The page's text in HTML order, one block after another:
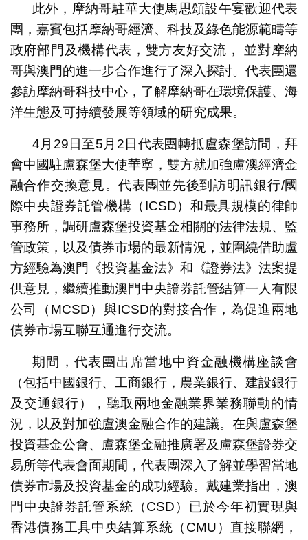
此外，摩納哥駐華大使馬思頌設午宴歡迎代表
團，嘉賓包括摩納哥經濟、科技及綠色能源範疇等
政府部門及機構代表，雙方友好交流， 並對摩納
哥與澳門的進一步合作進行了深入探討。代表團還
參訪摩納哥科技中心，了解摩納哥在環境保護、海
洋生態及可持續發展等領域的研究成果。
4月29日至5月2日代表團轉抵盧森堡訪問，拜
會中國駐盧森堡大使華寧，雙方就加強盧澳經濟金
融合作交換意見。代表團並先後到訪明訊銀行/國
際中央證券託管機構（ICSD）和最具規模的律師
事務所，調研盧森堡投資基金相關的法律法規、監
管政策，以及債券市場的最新情況，並圍繞借助盧
方經驗為澳門《投資基金法》和《證券法》法案提
供意見，繼續推動澳門中央證券託管結算一人有限
公司（MCSD）與ICSD的對接合作，為促進兩地
債券市場互聯互通進行交流。
期間，代表團出席當地中資金融機構座談會
（包括中國銀行、工商銀行，農業銀行、建設銀行
及交通銀行），聽取兩地金融業界業務聯動的情
況，以及對加強盧澳金融合作的建議。在與盧森堡
投資基金公會、盧森堡金融推廣署及盧森堡證券交
易所等代表會面期間，代表團深入了解並學習當地
債券市場及投資基金的成功經驗。戴建業指出，澳
門中央證券託管系統（CSD）已於今年初實現與
香港債務工具中央結算系統（CMU）直接聯網，